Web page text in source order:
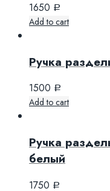
1650 Р
Add to cart
Ручка
1500 Р
Add to cart
Ручка
белый
1750 Р